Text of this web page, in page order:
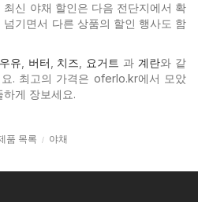
신 야채 할인은 다음 전단지에서 확
기면서 다른 상품의 할인 행사도 함
우유 버터 치즈 요거트 과 계란와 같
. 최고의 가격은 oferlo.kr에서 모았
게 장보세요.
품 목록 야채